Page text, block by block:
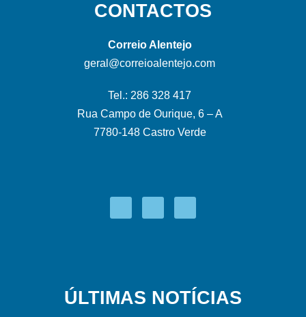
CONTACTOS
Correio Alentejo
geral@correioalentejo.com
Tel.: 286 328 417
Rua Campo de Ourique, 6 – A
7780-148 Castro Verde
ÚLTIMAS NOTÍCIAS